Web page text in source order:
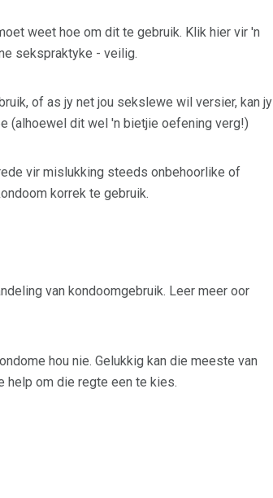
weet hoe om dit te gebruik. Klik hier vir 'n
sekspraktyke - veilig.
of as jy net jou sekslewe wil versier, kan jy
(alhoewel dit wel 'n bietjie oefening verg!)
vir mislukking steeds onbehoorlike of
korrek te gebruik.
van kondoomgebruik. Leer meer oor
hou nie. Gelukkig kan die meeste van
help om die regte een te kies.